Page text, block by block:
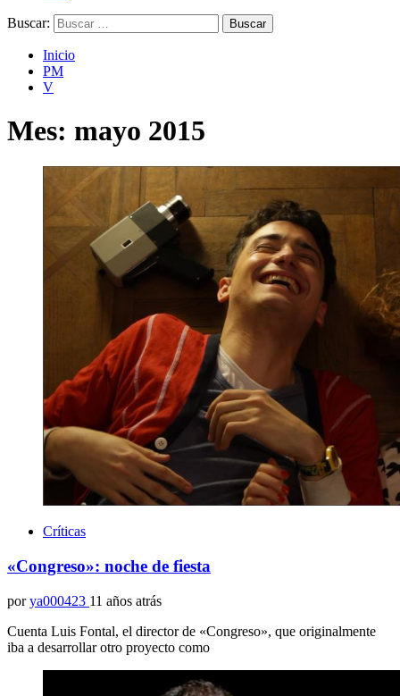
Buscar:
Inicio
PM
V
Mes: mayo 2015
Críticas
«Congreso»: noche de fiesta
por ya000423 11 años atrás
Cuenta Luis Fontal, el director de «Congreso», que originalmente
iba a desarrollar otro proyecto como